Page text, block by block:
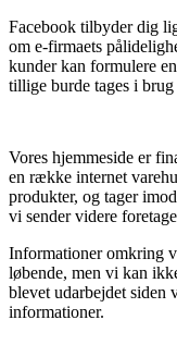
Facebook tilbyder dig
om e-firmaets
kunder kan formulere
tillige burde tages i
Vores hjemmeside er
en række internet
produkter, og tager
vi sender videre
Informationer omkring
løbende, men vi kan
blevet udarbejdet siden
informationer.